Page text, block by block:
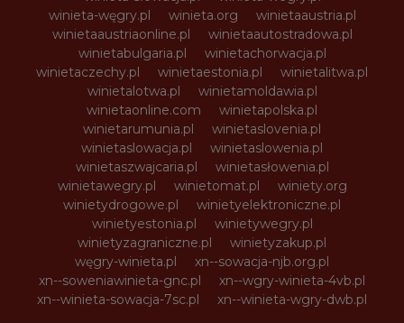
winieta-węgry.pl
winieta.org
winietaaustria.pl
winietaaustriaonline.pl
winietaautostradowa.pl
winietabulgaria.pl
winietachorwacja.pl
winietaczechy.pl
winietaestonia.pl
winietalitwa.pl
winietalotwa.pl
winietamoldawia.pl
winietaonline.com
winietapolska.pl
winietarumunia.pl
winietaslovenia.pl
winietaslowacja.pl
winietaslowenia.pl
winietaszwajcaria.pl
winietasłowenia.pl
winietawegry.pl
winietomat.pl
winiety.org
winietydrogowe.pl
winietyelektroniczne.pl
winietyestonia.pl
winietywegry.pl
winietyzagraniczne.pl
winietyzakup.pl
węgry-winieta.pl
xn--sowacja-njb.org.pl
xn--soweniawinieta-gnc.pl
xn--wgry-winieta-4vb.pl
xn--winieta-sowacja-7sc.pl
xn--winieta-wgry-dwb.pl